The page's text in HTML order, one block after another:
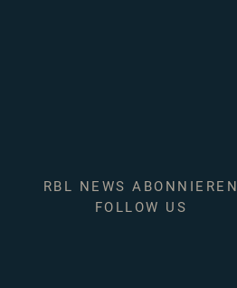
RBL NEWS ABONNIEREN
FOLLOW US